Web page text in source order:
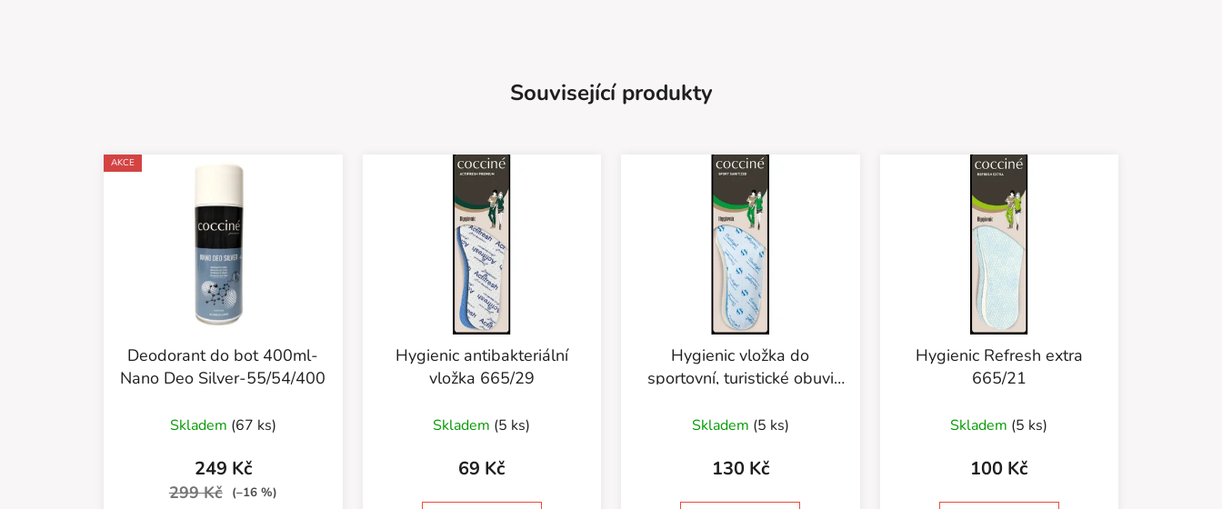
Související produkty
AKCE
Deodorant do bot 400ml-
Nano Deo Silver-55/54/400
hodnocení
produktu
je
Skladem (67 ks)
249 Kč
299 Kč (–16 %)
Hygienic antibakteriální
vložka 665/29
Skladem (5 ks)
69 Kč
Hygienic vložka do
sportovní, turistické obuvi
Skladem (5 ks)
130 Kč
Hygienic Refresh extra
665/21
Skladem (5 ks)
100 Kč